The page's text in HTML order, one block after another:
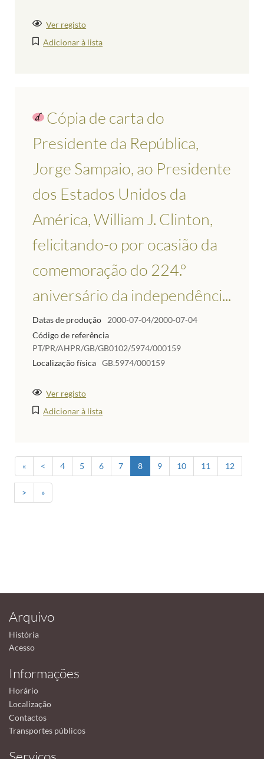
Ver registo
Adicionar à lista
Cópia de carta do
Presidente da República,
Jorge Sampaio, ao Presidente
dos Estados Unidos da
América, William J. Clinton,
felicitando-o por ocasião da
comemoração do 224.º
aniversário da independênci...
Datas de produção
2000-07-04/2000-07-04
Código de referência
PT/PR/AHPR/GB/GB0102/5974/000159
Localização física GB.5974/000159
Ver registo
Adicionar à lista
« < 4 5 6 7 8 9 10 11 12
> »
Arquivo
História
Acesso
Informações
Horário
Localização
Contactos
Transportes públicos